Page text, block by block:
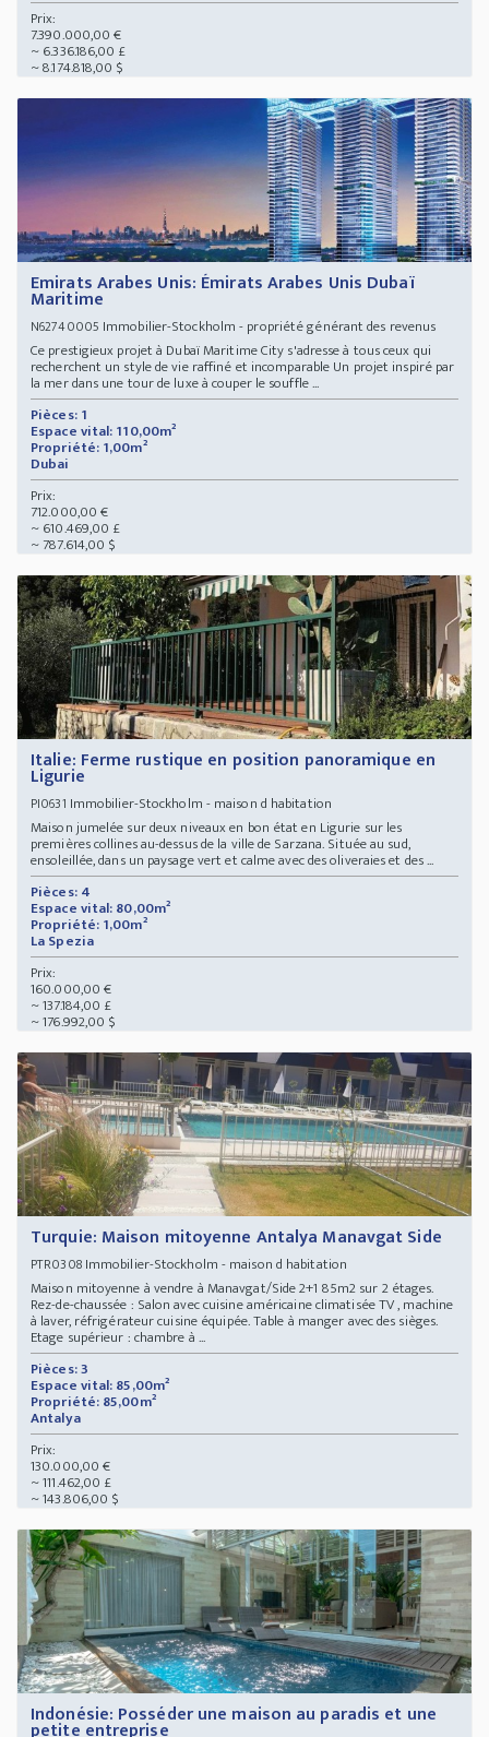
Prix:
7.390.000,00 €
~ 6.336.186,00 £
~ 8.174.818,00 $
Emirats Arabes Unis: Émirats Arabes Unis Dubaï
Maritime
N62740005 Immobilier-Stockholm - propriété générant des revenus
Ce prestigieux projet à Dubaï Maritime City s'adresse à tous ceux qui
recherchent un style de vie raffiné et incomparable Un projet inspiré par
la mer dans une tour de luxe à couper le souffle ...
Pièces: 1
Espace vital: 110,00m²
Propriété: 1,00m²
Dubai
Prix:
712.000,00 €
~ 610.469,00 £
~ 787.614,00 $
Italie: Ferme rustique en position panoramique en
Ligurie
PI0631 Immobilier-Stockholm - maison d habitation
Maison jumelée sur deux niveaux en bon état en Ligurie sur les
premières collines au-dessus de la ville de Sarzana. Située au sud,
ensoleillée, dans un paysage vert et calme avec des oliveraies et des ...
Pièces: 4
Espace vital: 80,00m²
Propriété: 1,00m²
La Spezia
Prix:
160.000,00 €
~ 137.184,00 £
~ 176.992,00 $
Turquie: Maison mitoyenne Antalya Manavgat Side
PTR0308Immobilier-Stockholm - maison d habitation
Maison mitoyenne à vendre à Manavgat/Side 2+1 85m2 sur 2 étages.
Rez-de-chaussée : Salon avec cuisine américaine climatisée TV , machine
à laver, réfrigérateur cuisine équipée. Table à manger avec des sièges.
Etage supérieur : chambre à ...
Pièces: 3
Espace vital: 85,00m²
Propriété: 85,00m²
Antalya
Prix:
130.000,00 €
~ 111.462,00 £
~ 143.806,00 $
Indonésie: Posséder une maison au paradis et une
petite entreprise